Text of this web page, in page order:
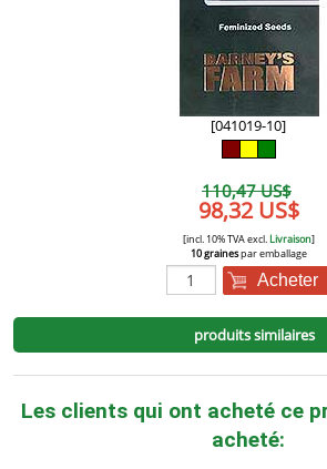
[041019-10]
110,47 US$
98,32 US$
[incl. 10% TVA excl. Livraison]
10 grainespar emballage
Acheter
produits similaires
Les clients qui ont acheté ce
acheté: